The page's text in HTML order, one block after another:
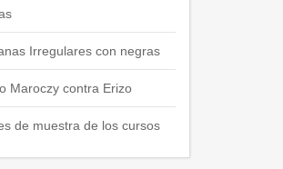
Irregulares con negras
Maroczy contra Erizo
de muestra de los cursos